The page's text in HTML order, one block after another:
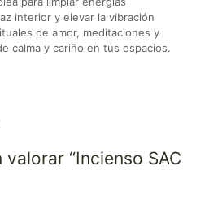
interior y elevar la vibración
de amor, meditaciones y
calma y cariño en tus espacios.
“Incienso SAC